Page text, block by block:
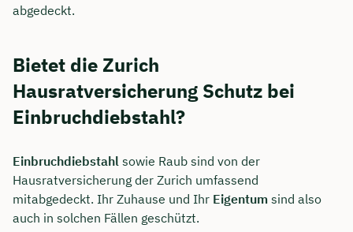
abgedeckt.
Bietet die Zurich
Hausratversicherung Schutz bei
Einbruchdiebstahl?
Einbruchdiebstahl sowie Raub sind von der
Hausratversicherung der Zurich umfassend
mitabgedeckt. Ihr Zuhause und Ihr Eigentum sind also
auch in solchen Fällen geschützt.